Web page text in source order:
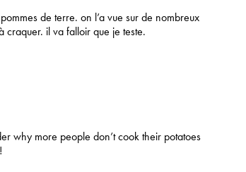
de terre. on l’a vue sur de nombreux
craquer. il va falloir que je teste.
why more people don’t cook their potatoes